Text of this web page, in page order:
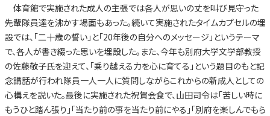
体育館で実施された成人の主張では各人が思いの丈を叫び見守った
先輩隊員達を沸かす場面もあった。続いて実施されたタイムカプセルの埋
設では、「二十歳の誓い」と「20年後の自分へのメッセージ」というテーマ
で、各人が書き綴った思いを埋設した。また、今年も別府大学文学部教授
の佐藤敬子氏を迎えて、「乗り越える力を心に育てる」という題目のもと記
念講話が行われ隊員一人一人に質問しながらこれからの新成人としての
心構えを説いた。最後に実施された祝賀会食で、山田司令は「苦しい時に
もうひと踏ん張り」「当たり前の事を当たり前にやる」「別府を楽しんでもら